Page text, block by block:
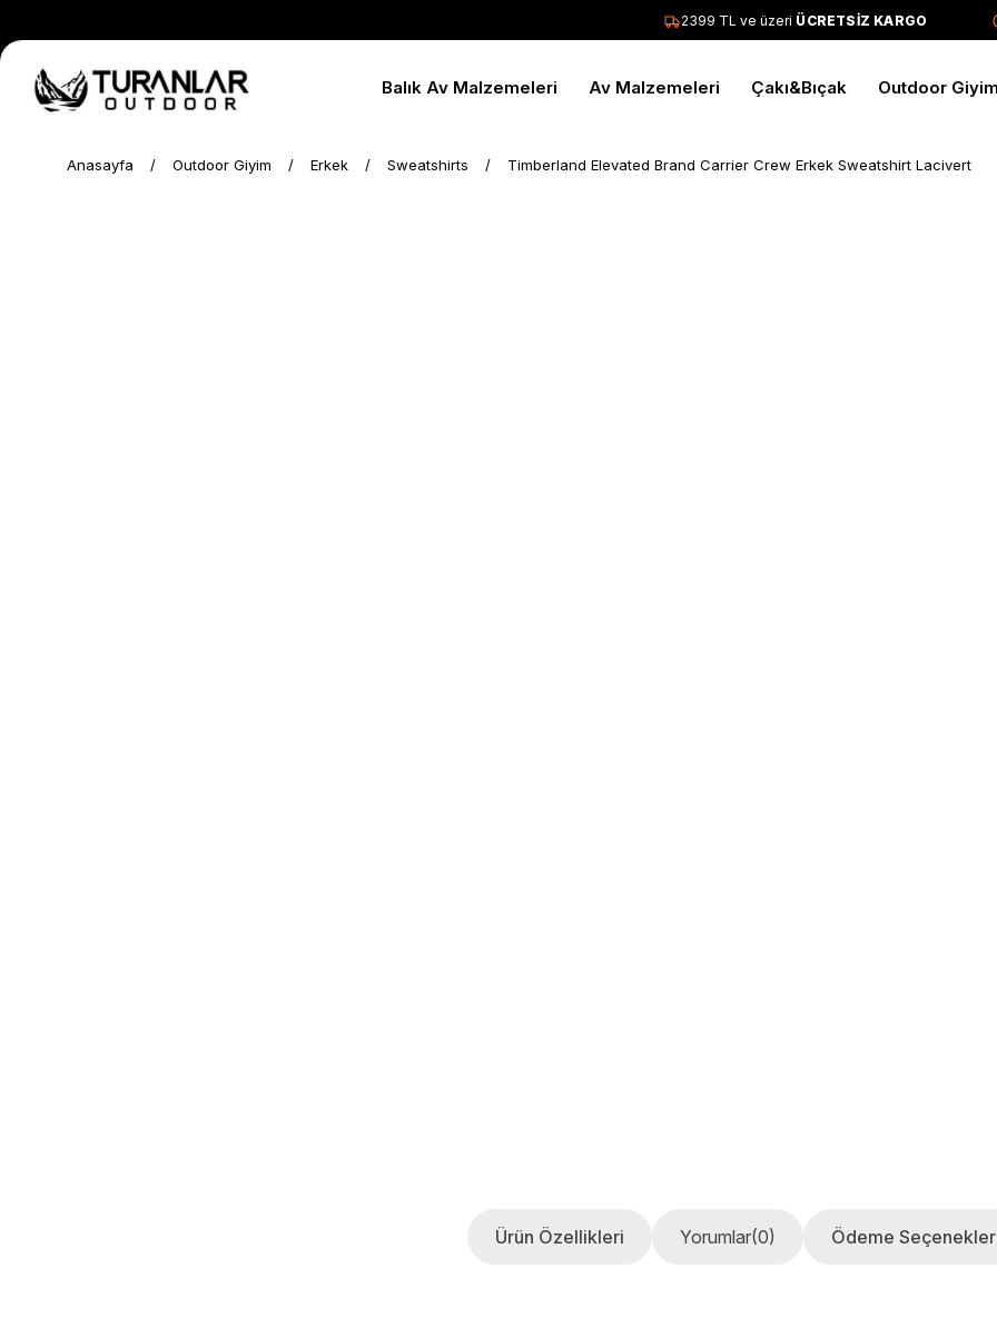
2399 TL ve üzeriÜCRETSİZ KARGO
Balık Av Malzemeleri Av Malzemeleri Çakı&Bıçak Outdoor
Anasayfa Outdoor Giyim Erkek Sweatshirts Timberland Elevated Brand Carrier Crew Erkek Sweatshirt Lacivert
Ürün Özellikleri Yorumlar(0) Ödeme